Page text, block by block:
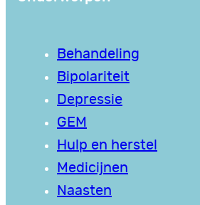
Behandeling
Bipolariteit
Depressie
GEM
Hulp en herstel
Medicijnen
Naasten